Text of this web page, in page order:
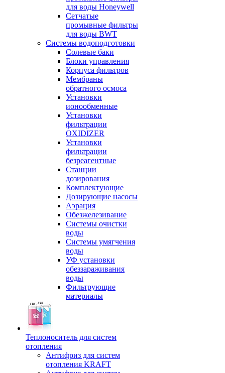
для воды Honeywell
Сетчатые
промывные фильтры
для воды BWT
Системы водоподготовки
Солевые баки
Блоки управления
Корпуса фильтров
Мембраны
обратного осмоса
Установки
ионообменные
Установки
фильтрации
OXIDIZER
Установки
фильтрации
безреагентные
Станции
дозирования
Комплектующие
Дозирующие насосы
Аэрация
Обезжелезивание
Системы очистки
воды
Системы умягчения
воды
УФ установки
обеззараживания
воды
Фильтрующие
материалы
Теплоноситель для систем
отопления
Антифриз для систем
отопления KRAFT